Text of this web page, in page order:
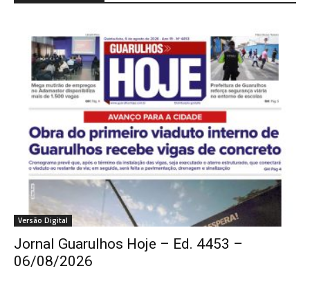
Versão Digital
Jornal Guarulhos Hoje – Ed. 4453 –
06/08/2026